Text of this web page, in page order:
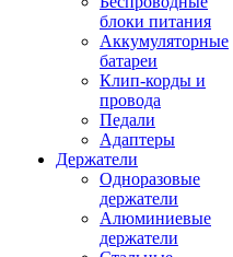
блоки питания
Аккумуляторные
батареи
Клип-корды и
провода
Педали
Адаптеры
Держатели
Одноразовые
держатели
Алюминиевые
держатели